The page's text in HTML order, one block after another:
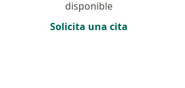
disponible
Solicita una cita